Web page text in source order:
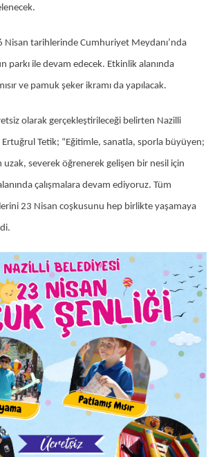
Nisan tarihlerinde Cumhuriyet Meydanı’nda
parkı ile devam edecek. Etkinlik alanında
ve pamuk şeker ikramı da yapılacak.
olarak gerçekleştirileceği belirten Nazilli
Ertuğrul Tetik; “Eğitimle, sanatla, sporla büyüyen;
uzak, severek öğrenerek gelişen bir nesil için
çalışmalara devam ediyoruz. Tüm
23 Nisan coşkusunu hep birlikte yaşamaya